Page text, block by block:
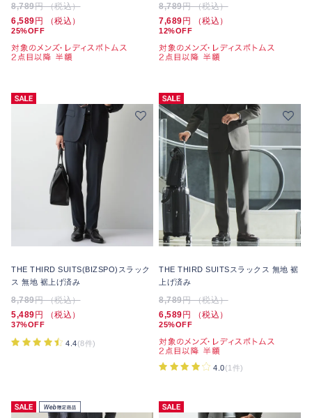
8,789円 （税込）
6,589円 （税込）
25%OFF
8,789円 （税込）
7,689円 （税込）
12%OFF
THE THIRD SUITS(BIZSPO)スラック
ス 無地 裾上げ済み
8,789円 （税込）
5,489円 （税込）
37%OFF
4.4(8件)
THE THIRD SUITSスラックス 無地 裾
上げ済み
8,789円 （税込）
6,589円 （税込）
25%OFF
4.0(1件)